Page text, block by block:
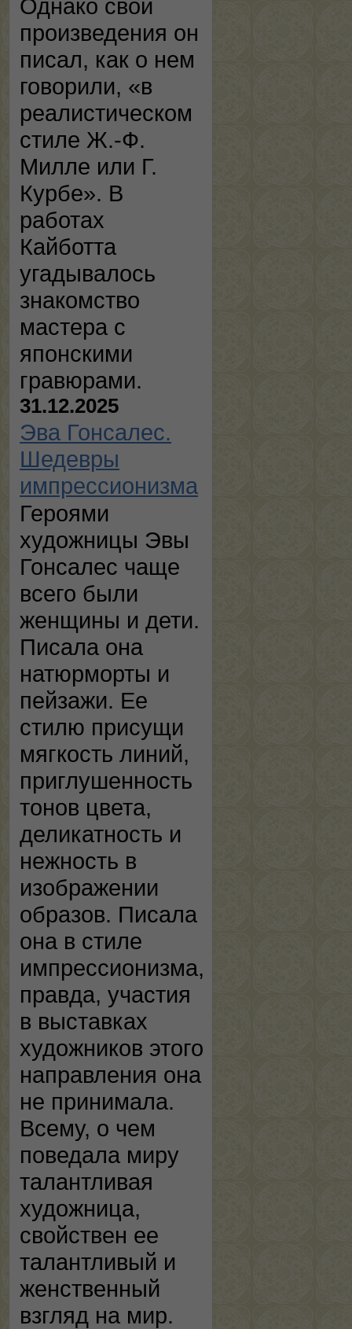
Однако свои
произведения он
писал, как о нем
говорили, «в
реалистическом
стиле Ж.-Ф.
Милле или Г.
Курбе». В
работах
Кайботта
угадывалось
знакомство
мастера с
японскими
гравюрами.
31.12.2025
Эва Гонсалес.
Шедевры
импрессионизма
Героями
художницы Эвы
Гонсалес чаще
всего были
женщины и дети.
Писала она
натюрморты и
пейзажи. Ее
стилю присущи
мягкость линий,
приглушенность
тонов цвета,
деликатность и
нежность в
изображении
образов. Писала
она в стиле
импрессионизма,
правда, участия
в выставках
художников этого
направления она
не принимала.
Всему, о чем
поведала миру
талантливая
художница,
свойствен ее
талантливый и
женственный
взгляд на мир.